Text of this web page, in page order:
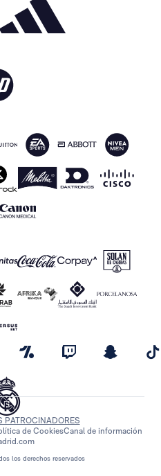
los derechos reservados
PATROCINADORES
de CookiesCanal de información